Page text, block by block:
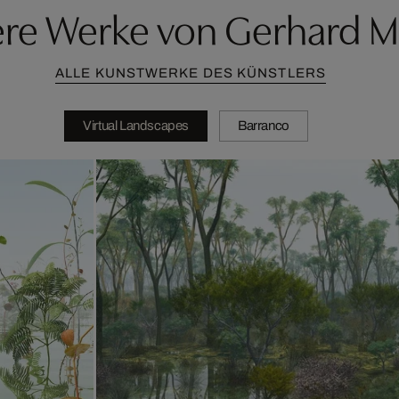
Werke von Gerhard
ALLE KUNSTWERKE DES KÜNSTLERS
Virtual Landscapes Barranco